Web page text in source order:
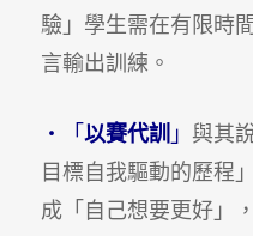
驗」學生需在有限時
言輸出訓練。
・「 以賽代訓 」 與其
目標自我驅動的歷程
成「自己想要更好」